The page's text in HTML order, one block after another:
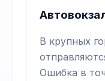
В крупных
Ошибка в